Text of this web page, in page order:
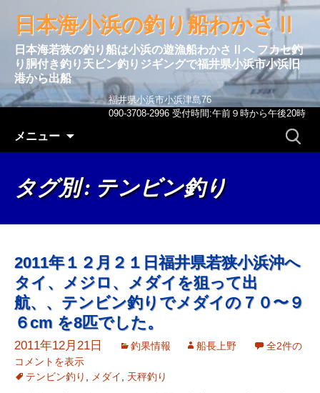
日本海小浜の釣り船わかさⅡ
日本海若狭の釣り船は小浜の遊漁船わかさⅡへ フカセ釣
り胴付き釣り天ビン釣りジギングで福井県小浜市小浜旧
港から出船
福井県小浜市小浜津島76
090-3708-2996 受付時間:午前９時から午後20時
メニュー
検
タグ別 : テンビン釣り
2011年１２月２１日福井県若狭小浜沖へ
タイ、メジロ、メダイを狙って出
航、、テンビン釣りでメダイの７０〜９
６cm を8匹でした。
2011年12月21日 釣果情報 船長上野
全2件の
コメントを表示
テンビン釣り
メダイ 天秤釣り